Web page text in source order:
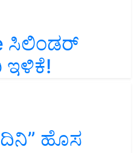
ಸಿಲಿಂಡರ್‌
ಇಳಿಕೆ!
ಹೊಸ